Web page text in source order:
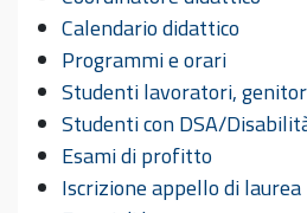
Calendario didattico
Programmi e orari
Studenti lavoratori,
Studenti con DSA/
Esami di profitto
Iscrizione appello di laurea